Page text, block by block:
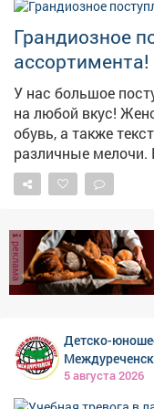
17:00, по телефону:
Грандиозное
ассортимента!
У нас большое
на любой вкус! Женская, мужская и детская одежда и
обувь, а также
различные мелочи. Наш адрес: г. Междуреченск, пр.
Строителей, 48/3
реклама
Детско-
Междуреченск
5 августа 2026